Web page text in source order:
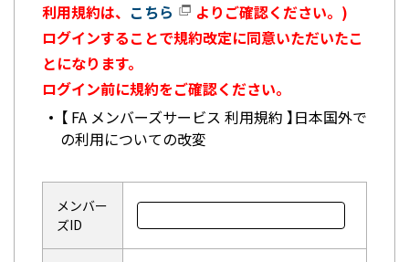
利用規約は、 こちら
よりご確認ください。)
ログインすることで規約改定に同意いただいたこ
とになります。
ログイン前に規約をご確認ください。
【 FA メンバーズサービス 利用規約 】日本国外で
の利用についての改変
メンバー
ズID